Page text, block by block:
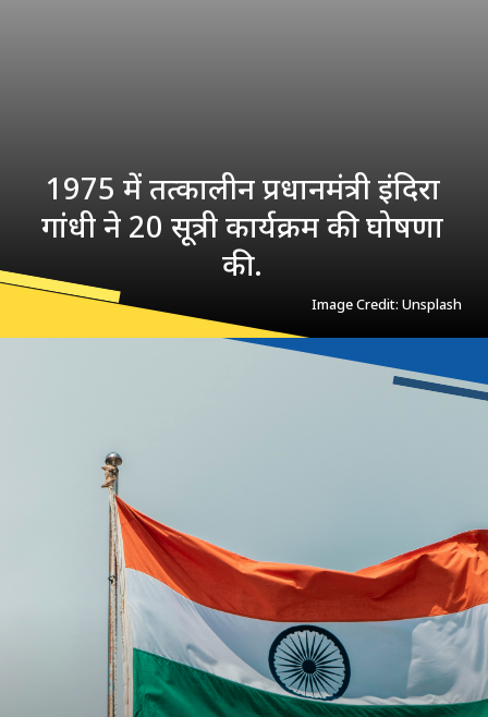
1975 में तत्कालीन प्रधानमंत्री इंदिरा
गांधी ने 20 सूत्री कार्यक्रम की घोषणा
की.
Image Credit: Unsplash